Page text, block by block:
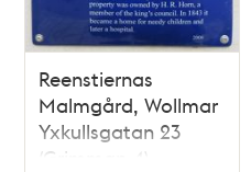
Reenstiernas
Malmgård, Wollmar
Yxkullsgatan 23
(Grimman 4)